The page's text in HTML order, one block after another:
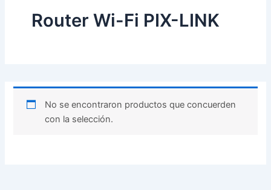
Router Wi-Fi PIX-LINK
No se encontraron productos que concuerden
con la selección.